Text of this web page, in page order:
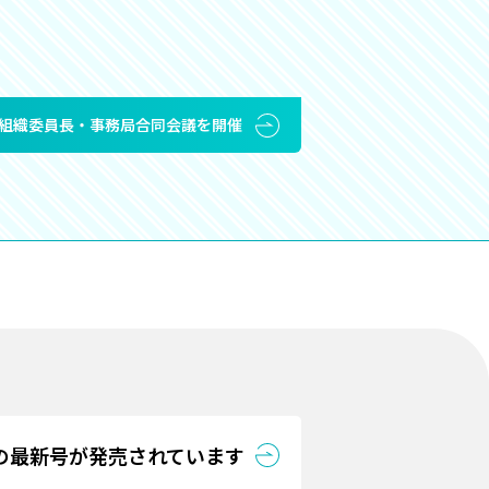
織委員長・事務局合同会議を開催
最新号が発売されています